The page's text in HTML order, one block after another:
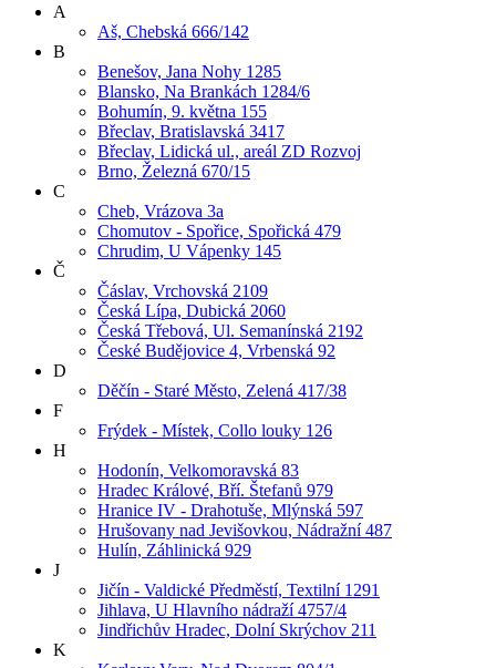
A
Aš, Chebská 666/142
B
Benešov, Jana Nohy 1285
Blansko, Na Brankách 1284/6
Bohumín, 9. května 155
Břeclav, Bratislavská 3417
Břeclav, Lidická ul., areál ZD Rozvoj
Brno, Železná 670/15
C
Cheb, Vrázova 3a
Chomutov - Spořice, Spořická 479
Chrudim, U Vápenky 145
Č
Čáslav, Vrchovská 2109
Česká Lípa, Dubická 2060
Česká Třebová, Ul. Semanínská 2192
České Budějovice 4, Vrbenská 92
D
Děčín - Staré Město, Zelená 417/38
F
Frýdek - Místek, Collo louky 126
H
Hodonín, Velkomoravská 83
Hradec Králové, Bří. Štefanů 979
Hranice IV - Drahotuše, Mlýnská 597
Hrušovany nad Jevišovkou, Nádražní 487
Hulín, Záhlinická 929
J
Jičín - Valdické Předměstí, Textilní 1291
Jihlava, U Hlavního nádraží 4757/4
Jindřichův Hradec, Dolní Skrýchov 211
K